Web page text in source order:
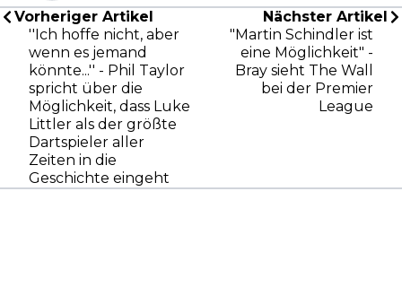
Vorheriger Artikel
''Ich hoffe nicht, aber
wenn es jemand
könnte...'' - Phil Taylor
spricht über die
Möglichkeit, dass Luke
Littler als der größte
Dartspieler aller
Zeiten in die
Geschichte eingeht
Nächster Artikel
"Martin Schindler ist
eine Möglichkeit" -
Bray sieht The Wall
bei der Premier
League